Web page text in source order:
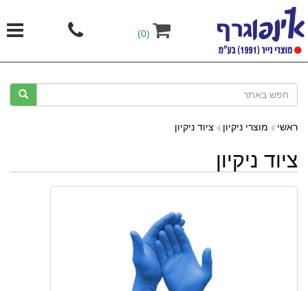
(0)
ראשי מוצרי ניקיון ציוד ניקיון
ציוד ניקיון